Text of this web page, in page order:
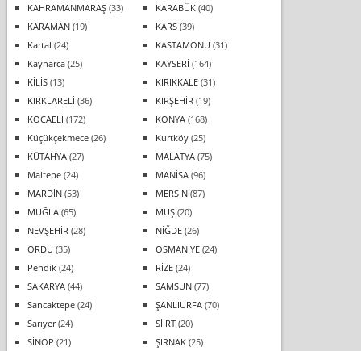
KAHRAMANMARAŞ(33) KARABÜK(40)
KARAMAN(19) KARS(39)
Kartal (24) KASTAMONU (31)
Kaynarca(25) KAYSERİ (164)
KİLİS(13) KIRIKKALE(31)
KIRKLARELİ (36) KIRŞEHİR (19)
KOCAELİ (172) KONYA(168)
Küçükçekmece(26) Kurtköy(25)
KÜTAHYA(27) MALATYA(75)
Maltepe(24) MANİSA(96)
MARDİN(53) MERSİN(87)
MUĞLA(65) MUŞ(20)
NEVŞEHİR (28) NİĞDE(26)
ORDU (35) OSMANİYE(24)
Pendik(24) RİZE(24)
SAKARYA(44) SAMSUN(77)
Sancaktepe(24) ŞANLIURFA(70)
Sarıyer(24) SİİRT(20)
SİNOP (21) ŞIRNAK(25)